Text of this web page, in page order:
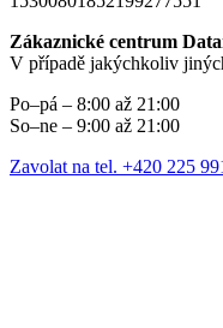
Zákaznické centrum
V případě jakýchkoliv
Po–pá – 8:00 až 21:00
So–ne – 9:00 až 21:00
Zavolat na tel. +420 225